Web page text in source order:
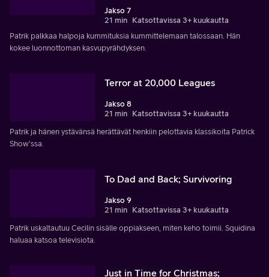
Jakso 7
21 min Katsottavissa 3+ kuukautta
Patrik palkkaa halpoja kummituksia kummittelemaan talossaan. Hän
kokee luonnottoman kasvupyrähdyksen.
Terror at 20,000 Leagues
Jakso 8
21 min Katsottavissa 3+ kuukautta
Patrik ja hänen ystävänsä herättävät henkiin pelottavia klassikoita Patrick
Show'ssa.
To Dad and Back; Survivoring
Jakso 9
21 min Katsottavissa 3+ kuukautta
Patrik uskaltautuu Cecilin sisälle oppiakseen, miten keho toimii. Squidina
haluaa katsoa televisiota.
Just in Time for Christmas;